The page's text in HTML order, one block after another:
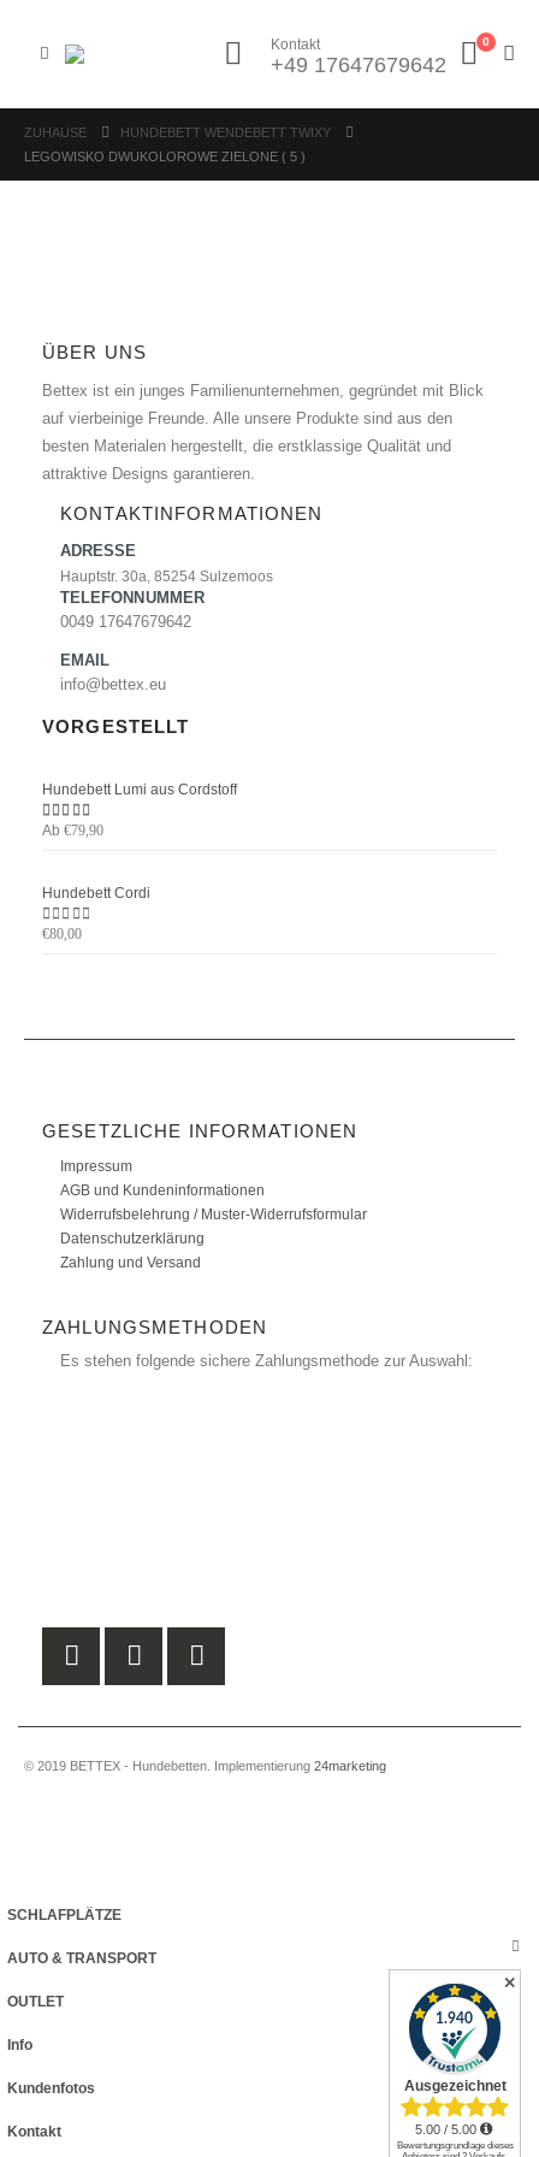
Kontakt
+49 17647679642
0
ZUHAUSE
HUNDEBETT WENDEBETT TWIXY
LEGOWISKO DWUKOLOROWE ZIELONE ( 5 )
ÜBER UNS
Bettex ist ein junges Familienunternehmen, gegründet mit Blick
auf vierbeinige Freunde. Alle unsere Produkte sind aus den
besten Materialen hergestellt, die erstklassige Qualität und
attraktive Designs garantieren.
KONTAKTINFORMATIONEN
ADRESSE
Hauptstr. 30a, 85254 Sulzemoos
TELEFONNUMMER
0049 17647679642
EMAIL
info@bettex.eu
VORGESTELLT
Hundebett Lumi aus Cordstoff
5.00von 5
Ab €79,90
Hundebett Cordi
0von 5
€80,00
GESETZLICHE INFORMATIONEN
Impressum
AGB und Kundeninformationen
Widerrufsbelehrung / Muster-Widerrufsformular
Datenschutzerklärung
Zahlung und Versand
ZAHLUNGSMETHODEN
Es stehen folgende sichere Zahlungsmethode zur Auswahl:
© 2019 BETTEX - Hundebetten. Implementierung 24marketing
SCHLAFPLÄTZE
AUTO & TRANSPORT
OUTLET
Info
Kundenfotos
Kontakt
✕